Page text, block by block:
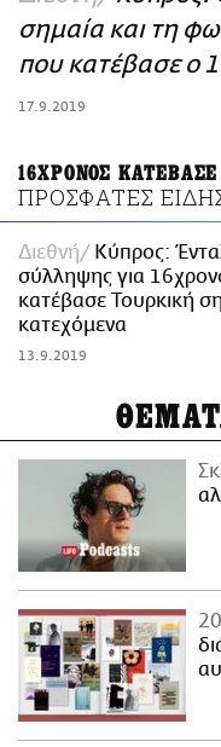
ΑΜΠΑ
PRINT
σημαία και τη
που κατέβασε ο
17.9.2019
16ΧΡΟΝΟΣ
ΠΡΟΣΦΑΤΕΣ
Διεθνή
Κύπρος:
σύλληψης για
κατέβασε Τουρκική
κατεχόμενα
13.9.2019